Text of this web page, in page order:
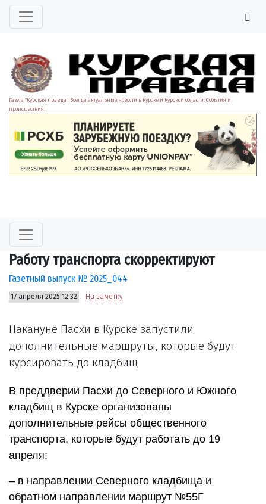
Газета "Курская правда". Всегда актуальные новости в Курске и Курской области. События и
происшествия.
Работу транспорта скорректируют
Газетный выпуск № 2025_044
17 апреля 2025 12:32 На заметку
Накануне Пасхи в Курске запустили
дополнительные маршруты, которые будут
курсировать до кладбищ
В преддверии Пасхи до Северного и Южного
кладбищ в Курске организованы
дополнительные рейсы общественного
транспорта, которые будут работать до 19
апреля:
– в направлении Северного кладбища и
обратном направлении маршрут №55Г